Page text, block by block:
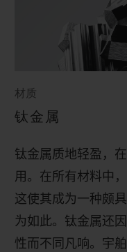
材质
钛金属
钛金属质地轻盈，
用。在所有材料中
这使其成为一种颇
为如此。钛金属还
性而不同凡响。宇